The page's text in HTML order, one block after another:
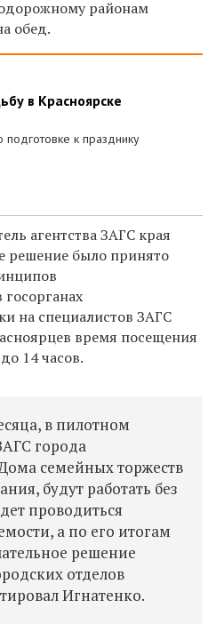
районам
обед.
в Красноярске
подготовке к празднику
агентства ЗАГС края
решение было принято
на специалистов ЗАГС
время посещения
14 часов.
в пилотном
города
семейных торжеств
будут работать без
проводиться
а по его итогам
решение
отделов
Игнатенко.